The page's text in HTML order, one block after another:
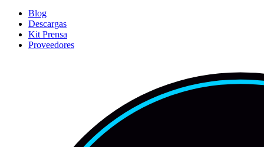
Blog
Descargas
Kit Prensa
Proveedores